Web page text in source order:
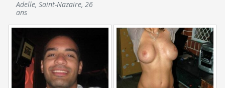
Adelle,Saint-Nazaire,26
ans